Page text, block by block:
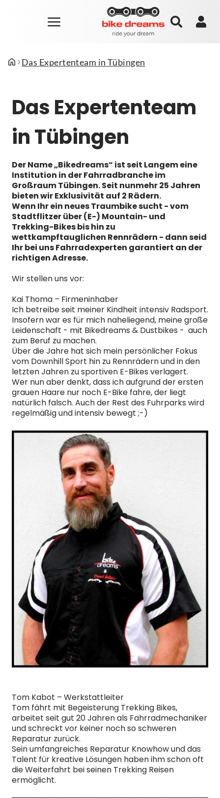
Das Expertenteam in Tübingen
Das Expertenteam
in Tübingen
Der Name „Bikedreams“ ist seit Langem eine
Institution in der Fahrradbranche im
Großraum Tübingen. Seit nunmehr 25 Jahren
bieten wir Exklusivität auf 2 Rädern.
Wenn Ihr ein neues Traumbike sucht - vom
Stadtflitzer über (E-) Mountain- und
Trekking-Bikes bis hin zu
wettkampftauglichen Rennrädern - dann seid
Ihr bei uns Fahrradexperten garantiert an der
richtigen Adresse.
Wir stellen uns vor:
Kai Thoma – Firmeninhaber
Ich betreibe seit meiner Kindheit intensiv Radsport.
Insofern war es für mich naheliegend, meine große
Leidenschaft - mit Bikedreams & Dustbikes - auch
zum Beruf zu machen.
Über die Jahre hat sich mein persönlicher Fokus
vom Downhill Sport hin zu Rennrädern und in den
letzten Jahren zu sportiven E-Bikes verlagert.
Wer nun aber denkt, dass ich aufgrund der ersten
grauen Haare nur noch E-Bike fahre, der liegt
natürlich falsch. Auch der Rest des Fuhrparks wird
regelmäßig und intensiv bewegt ;-)
Tom Kabot – Werkstattleiter
Tom fährt mit Begeisterung Trekking Bikes,
arbeitet seit gut 20 Jahren als Fahrradmechaniker
und schreckt vor keiner noch so schweren
Reparatur zurück.
Sein umfangreiches Reparatur Knowhow und das
Talent für kreative Lösungen haben ihm schon oft
die Weiterfahrt bei seinen Trekking Reisen
ermöglicht.